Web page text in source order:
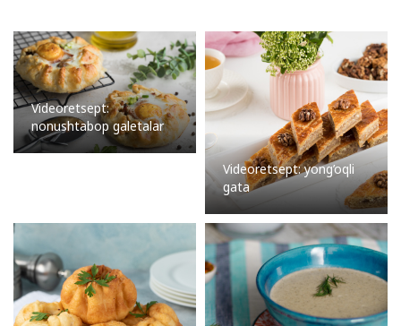
Videoretsept:
nonushtabop galetalar
Videoretsept: yong’oqli
gata